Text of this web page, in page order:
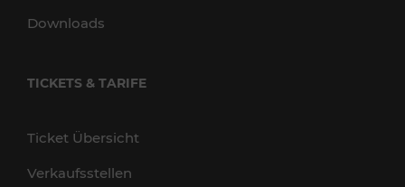
Downloads
TICKETS & TARIFE
Ticket Übersicht
Verkaufsstellen